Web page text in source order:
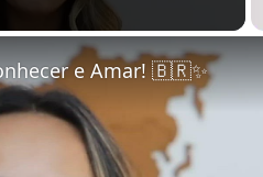
e Amar! 🇧🇷✨